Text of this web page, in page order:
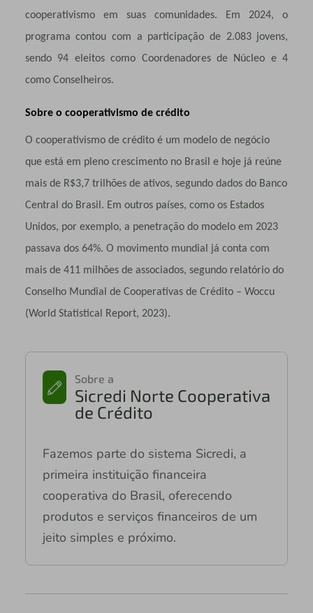
cooperativismo em suas comunidades. Em 2024, o
programa contou com a participação de 2.083 jovens,
sendo 94 eleitos como Coordenadores de Núcleo e 4
como Conselheiros.
Sobre o cooperativismo de crédito
O cooperativismo de crédito é um modelo de negócio
que está em pleno crescimento no Brasil e hoje já reúne
mais de R$3,7 trilhões de ativos, segundo dados do Banco
Central do Brasil. Em outros países, como os Estados
Unidos, por exemplo, a penetração do modelo em 2023
passava dos 64%. O movimento mundial já conta com
mais de 411 milhões de associados, segundo relatório do
Conselho Mundial de Cooperativas de Crédito – Woccu
(World Statistical Report, 2023).
Sobre a
Sicredi Norte Cooperativa
de Crédito
Fazemos parte do sistema Sicredi, a
primeira instituição financeira
cooperativa do Brasil, oferecendo
produtos e serviços financeiros de um
jeito simples e próximo.